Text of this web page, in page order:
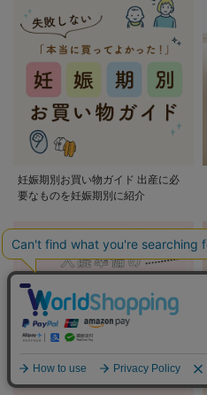
妊娠期別お買い物ガイド 出産に必
要なものを妊娠期別に紹介